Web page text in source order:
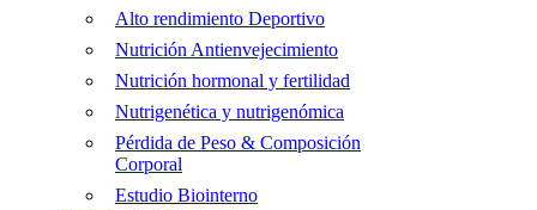
Alto rendimiento Deportivo
Nutrición Antienvejecimiento
Nutrición hormonal y fertilidad
Nutrigenética y nutrigenómica
Pérdida de Peso & Composición
Corporal
Estudio Biointerno